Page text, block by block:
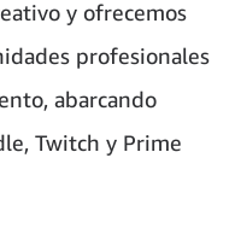
y ofrecemos
profesionales
abarcando
Twitch y Prime